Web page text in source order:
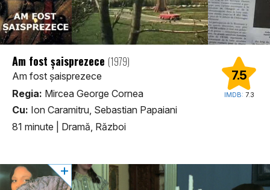
7.5
IMDB: 7.3
Am fost șaisprezece (1979)
Am fost șaisprezece
Regia: Mircea George Cornea
Cu: Ion Caramitru, Sebastian Papaiani
81 minute
Dramă, Război